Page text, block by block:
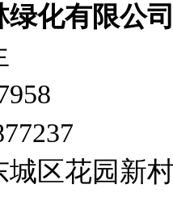
绿化有限公
区花园新